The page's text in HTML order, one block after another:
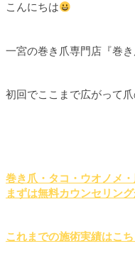
こんにちは
一宮の巻き爪専門店『巻
初回でここまで広がって
巻き爪・タコ・ウオノメ
まずは無料カウンセリン
これまでの施術実績はこ